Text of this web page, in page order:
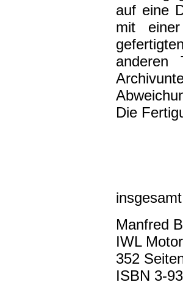
auf eine
mit
anderen
Die
Manfred
IWL
352
ISBN 3-